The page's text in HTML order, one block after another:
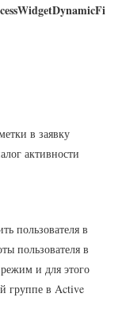
в заявку
активности
пользователя в
пользователя в
и для этого
группе в Active